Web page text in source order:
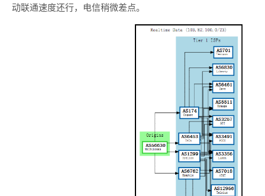
动联通速度还行，电信稍微差点。